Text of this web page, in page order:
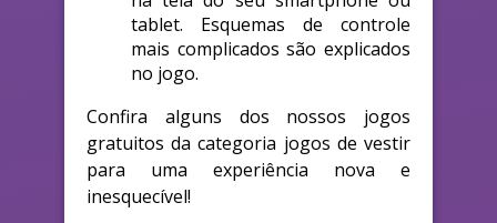
tablet. Esquemas de controle
mais complicados são explicados
no jogo.
Confira alguns dos nossos jogos
gratuitos da categoria jogos de vestir
para uma experiência nova e
inesquecível!